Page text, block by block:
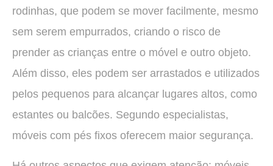
rodinhas, que podem se mover facilmente, mesmo
sem serem empurrados, criando o risco de
prender as crianças entre o móvel e outro objeto.
Além disso, eles podem ser arrastados e utilizados
pelos pequenos para alcançar lugares altos, como
estantes ou balcões. Segundo especialistas,
móveis com pés fixos oferecem maior segurança.